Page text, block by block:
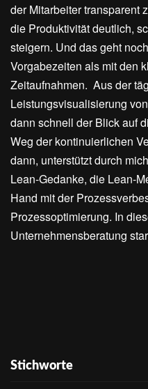
der Mitarbeiter transparent
die Produktivität deutlich,
steigern. Und das geht
Vorgabezeiten als mit den
Zeitaufnahmen. Aus der
Leistungsvisualisierung
dann schnell der Blick auf
Weg der kontinuierlichen
dann, unterstützt durch
Lean-Gedanke, die Lean-
Hand mit der
Prozessoptimierung. In
Unternehmensberatung
Stichworte